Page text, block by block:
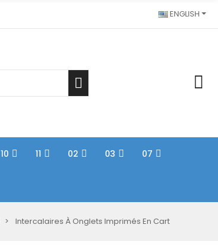
ENGLISH
10 11 02 03 07
Intercalaires À Onglets Imprimés En Cart